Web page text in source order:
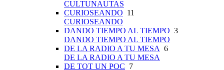
CULTUNAUTAS
CURIOSEANDO 11
CURIOSEANDO
DANDO TIEMPO AL TIEMPO 3
DANDO TIEMPO AL TIEMPO
DE LA RADIO A TU MESA 6
DE LA RADIO A TU MESA
DE TOT UN POC 7